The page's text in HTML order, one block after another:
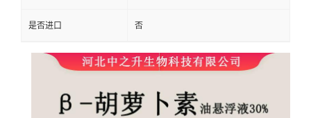
是否进口 否